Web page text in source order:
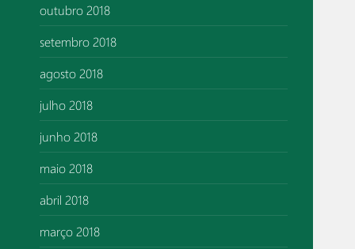
outubro 2018
setembro 2018
agosto 2018
julho 2018
junho 2018
maio 2018
abril 2018
março 2018